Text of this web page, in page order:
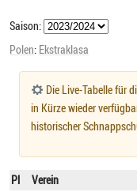
Saison:
Polen: Ekstraklasa
Die Live-Tabelle für
in Kürze wieder
historischer
Pl Verein